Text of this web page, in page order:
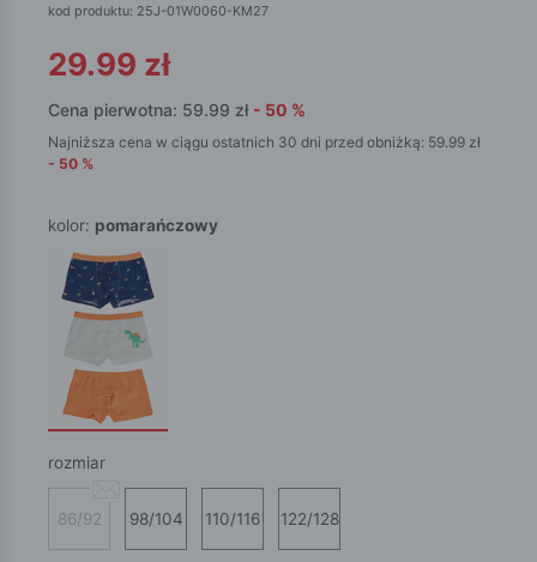
kod produktu: 25J-01W0060-KM27
29.99 zł
Cena pierwotna: 59.99 zł - 50 %
Najniższa cena w ciągu ostatnich 30 dni przed obniżką: 59.99 zł
- 50 %
kolor: pomarańczowy
rozmiar
86/92 98/104 110/116 122/128